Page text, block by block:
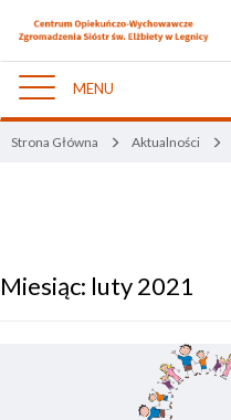
Nawigacja
MENU
Strona Główna Aktualności
Miesiąc: luty 2021